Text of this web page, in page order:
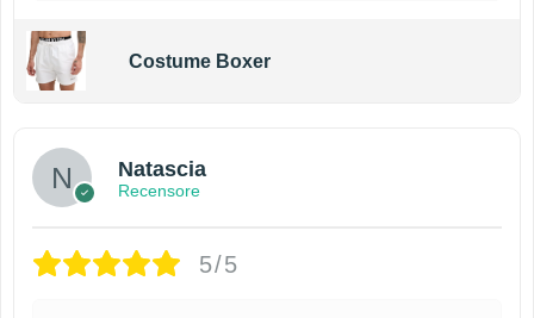
Costume Boxer
Natascia
Recensore
5/5